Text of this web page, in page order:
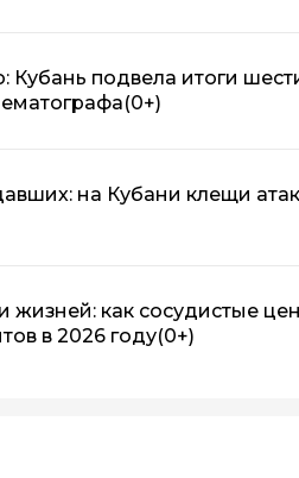
Кубань подвела итоги
(0+)
на Кубани клещи
жизней: как сосудистые
в 2026 году(0+)